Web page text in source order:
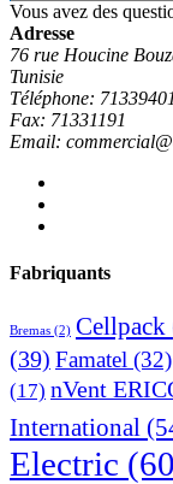
Vous avez des
Adresse
76 rue Houcine
Tunisie
Téléphone:
Fax: 71331191
Email:
Fabriquants
Bremas (2) Cellpack
(39) Famatel (32)
(17) nVent
International
Electric